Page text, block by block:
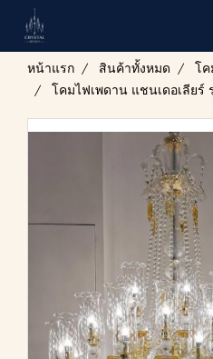
หน้าแรก สินค้าทั้งหมด
โค
โคมไฟเพดาน แชนเดอเลียร์